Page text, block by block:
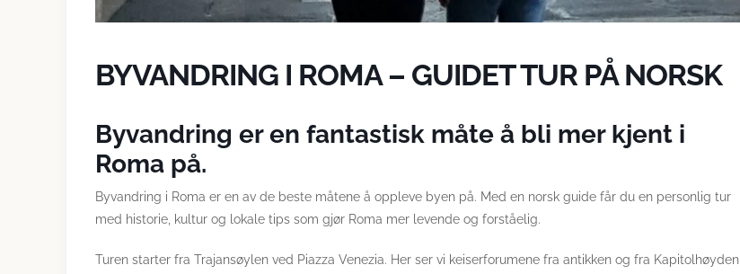
BYVANDRING I ROMA – GUIDET TUR PÅ NORSK
Byvandring er en fantastisk måte å bli mer kjent i
Roma på.
Byvandring i Roma er en av de beste måtene å oppleve byen på. Med en norsk guide får du en personlig tur
med historie, kultur og lokale tips som gjør Roma mer levende og forståelig.
Turen starter fra Trajansøylen ved Piazza Venezia. Her ser vi keiserforumene fra antikken og fra Kapitolhøyden